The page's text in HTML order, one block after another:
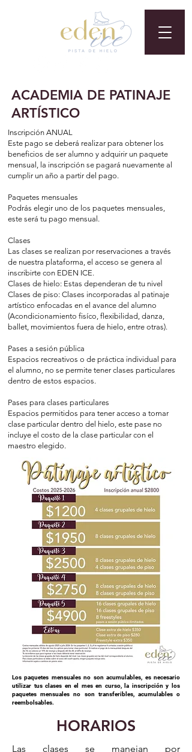
ACADEMIA DE PATINAJE
ARTÍSTICO
Inscripción ANUAL
Este pago se deberá realizar para obtener los
beneficios de ser alumno y adquirir un paquete
mensual, la inscripción se pagará nuevamente al
cumplir un año a partir del pago.
Paquetes mensuales
Podrás elegir uno de los paquetes mensuales,
este será tu pago mensual.
Clases
Las clases se realizan por reservaciones a través
de nuestra plataforma, el acceso se genera al
inscribirte con EDEN ICE.
Clases de hielo: Estas dependeran de tu nivel
Clases de piso: Clases incorporadas al patinaje
artístico enfocadas en el avance del alumno
(Acondicionamiento fisíco, flexibilidad, danza,
ballet, movimientos fuera de hielo, entre otras).
Pases a sesión pública
Espacios recreativos o de práctica individual para
el alumno, no se permite tener clases particulares
dentro de estos espacios.
Pases para clases particulares
Espacios permitidos para tener acceso a tomar
clase particular dentro del hielo, este pase no
incluye el costo de la clase particular con el
maestro elegido.
Los paquetes mensuales no son acumulables, es necesario
utilizar tus clases en el mes en curso, la inscripción y los
paquetes mensuales no son transferibles, acumulables o
reembolsables.
HORARIOS
Las clases se manejan por